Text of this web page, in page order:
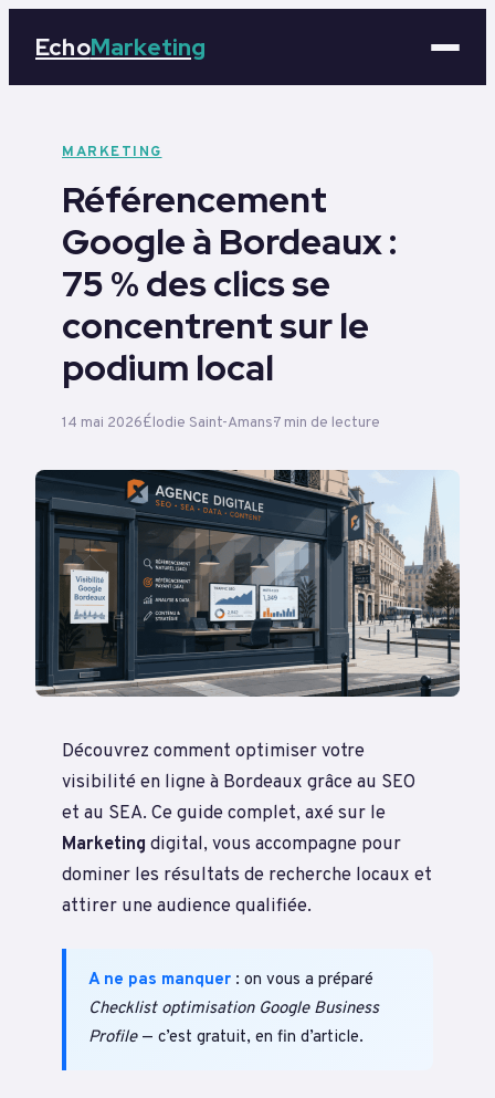
EchoMarketing
Business
Tech
Éducation
Emploi
MARKETING
Référencement
Google à Bordeaux :
75 % des clics se
concentrent sur le
podium local
14 mai 2026Élodie Saint-Amans7 min de lecture
Découvrez comment optimiser votre
visibilité en ligne à Bordeaux grâce au SEO
et au SEA. Ce guide complet, axé sur le
Marketing digital, vous accompagne pour
dominer les résultats de recherche locaux et
attirer une audience qualifiée.
A ne pas manquer : on vous a préparé
Checklist optimisation Google Business
Profile— c’est gratuit, en fin d’article.